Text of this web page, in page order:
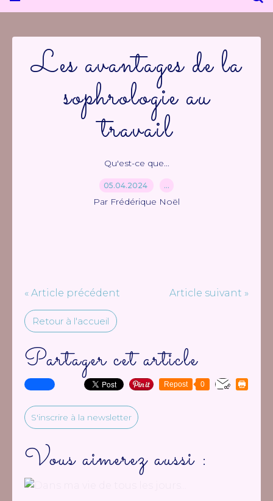
Les avantages de la
sophrologie au
travail
Qu'est-ce que...
05.04.2024 …
Par Frédérique Noël
« Article précédent Article suivant »
Retour à l'accueil
Partager cet article
Repost 0
S'inscrire à la newsletter
Vous aimerez aussi :